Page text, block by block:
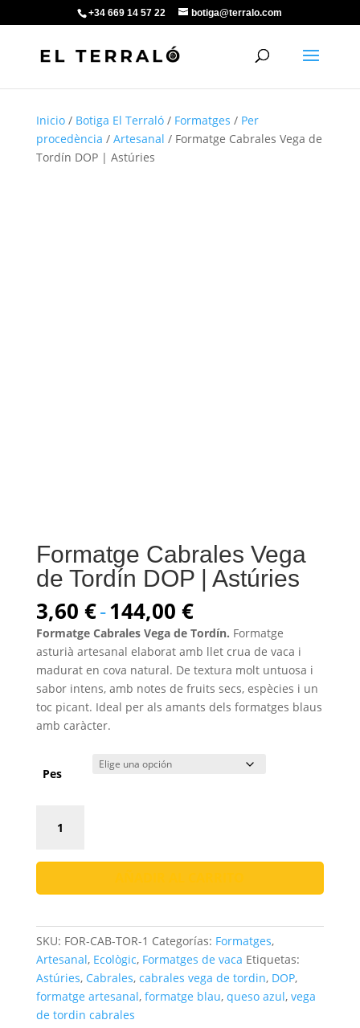
+34 669 14 57 22 botiga@terralo.com
Inicio/ Botiga El Terraló/ Formatges / Per
procedència / Artesanal / Formatge Cabrales Vega de
Tordín DOP | Astúries
Formatge Cabrales Vega
de Tordín DOP | Astúries
3,60 €-144,00 €Rango
de
precios:
desde
3,60 €
hasta
144,00 €
Formatge Cabrales Vega de Tordín. Formatge
asturià artesanal elaborat amb llet crua de vaca i
madurat en cova natural. De textura molt untuosa i
sabor intens, amb notes de fruits secs, espècies i un
toc picant. Ideal per als amants dels formatges blaus
amb caràcter.
Pes
Cabrales
de
Tordín
|
Astúries
cantidad
SKU: FOR-CAB-TOR-1 Categorías: Formatges,
Artesanal, Ecològic, Formatges de vaca Etiquetas:
Astúries, Cabrales, cabrales vega de tordin, DOP,
formatge artesanal, formatge blau, queso azul, vega
de tordin cabrales